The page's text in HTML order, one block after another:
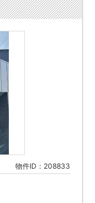
物件ID：208833